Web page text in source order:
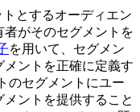
とするオーディエン
がそのセグメントを
を用いて、セグメン
メントを正確に定義す
のセグメントにユー
ントを提供すること